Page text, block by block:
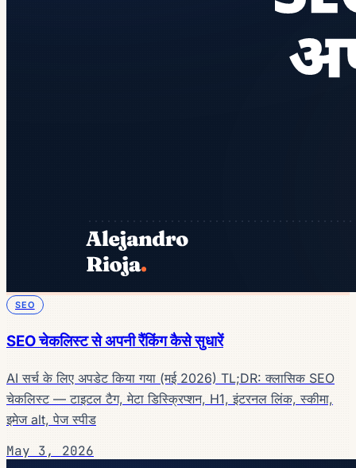
SEO
SEO चेकलिस्ट से अपनी रैंकिंग कैसे सुधारें
AI सर्च के लिए अपडेट किया गया (मई 2026) TL;DR: क्लासिक SEO
चेकलिस्ट — टाइटल टैग, मेटा डिस्क्रिप्शन, H1, इंटरनल लिंक, स्कीमा,
इमेज alt, पेज स्पीड
May 3, 2026